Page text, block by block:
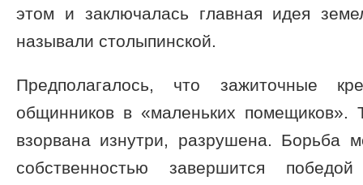
этом и заключалась главная идея
называли столыпинской.
Предполагалось, что зажиточные
общинников в «маленьких
взорвана изнутри, разрушена. Борьба
собственностью завершится